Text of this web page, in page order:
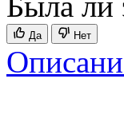
Да Нет